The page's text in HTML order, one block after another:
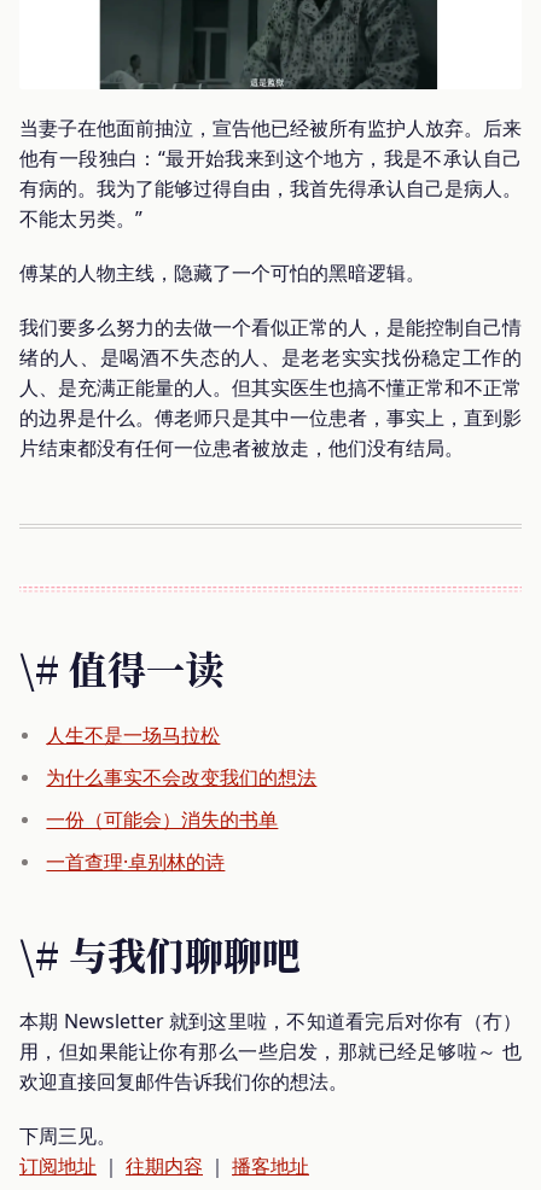
当妻子在他面前抽泣，宣告他已经被所有监护人放弃。后来
他有一段独白：“最开始我来到这个地方，我是不承认自己
有病的。我为了能够过得自由，我首先得承认自己是病人。
不能太另类。”
傅某的人物主线，隐藏了一个可怕的黑暗逻辑。
我们要多么努力的去做一个看似正常的人，是能控制自己情
绪的人、是喝酒不失态的人、是老老实实找份稳定工作的
人、是充满正能量的人。但其实医生也搞不懂正常和不正常
的边界是什么。傅老师只是其中一位患者，事实上，直到影
片结束都没有任何一位患者被放走，他们没有结局。
\# 值得一读
人生不是一场马拉松
为什么事实不会改变我们的想法
一份（可能会）消失的书单
一首查理·卓别林的诗
\# 与我们聊聊吧
本期 Newsletter 就到这里啦，不知道看完后对你有（冇）
用，但如果能让你有那么一些启发，那就已经足够啦～ 也
欢迎直接回复邮件告诉我们你的想法。
下周三见。
订阅地址 ｜ 往期内容 ｜ 播客地址